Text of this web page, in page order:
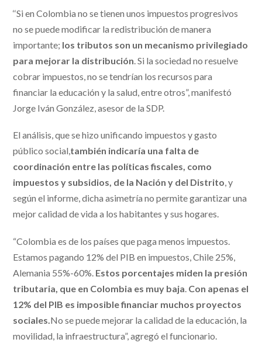
‘‘Si en Colombia no se tienen unos impuestos progresivos
no se puede modificar la redistribución de manera
importante; los tributos son un mecanismo privilegiado
para mejorar la distribución. Si la sociedad no resuelve
cobrar impuestos, no se tendrían los recursos para
financiar la educación y la salud, entre otros”, manifestó
Jorge Iván González, asesor de la SDP.
El análisis, que se hizo unificando impuestos y gasto
público social,también indicaría una falta de
coordinación entre las políticas fiscales, como
impuestos y subsidios, de la Nación y del Distrito, y
según el informe, dicha asimetría no permite garantizar una
mejor calidad de vida a los habitantes y sus hogares.
“Colombia es de los países que paga menos impuestos.
Estamos pagando 12% del PIB en impuestos, Chile 25%,
Alemania 55%-60%. Estos porcentajes miden la presión
tributaria, que en Colombia es muy baja Con apenas el
12% del PIB es imposible financiar muchos proyectos
sociales. No se puede mejorar la calidad de la educación, la
movilidad, la infraestructura”, agregó el funcionario.